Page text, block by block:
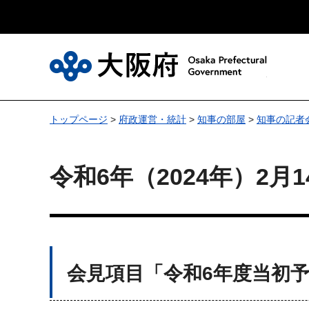
トップページ > 府政運営・統計 > 知事の部屋 > 知事の記者
令和6年（2024年）2月
会見項目「令和6年度当初